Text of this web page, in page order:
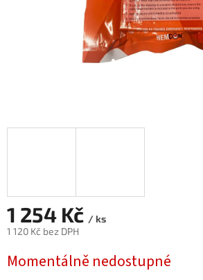
1 254 Kč / ks
1 120 Kč bez DPH
cena:
Momentálně nedostupné